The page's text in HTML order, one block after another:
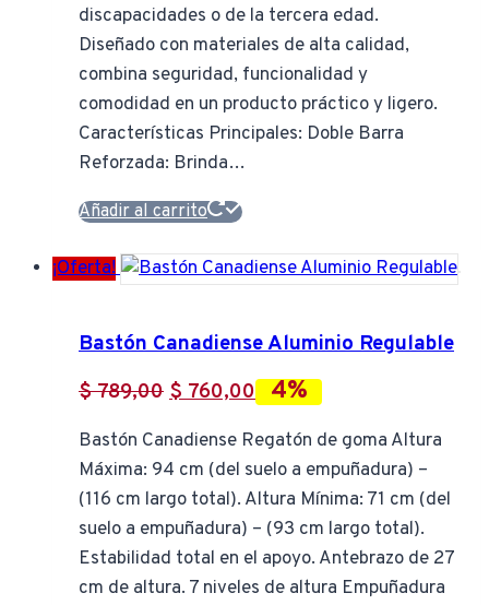
discapacidades o de la tercera edad.
Diseñado con materiales de alta calidad,
combina seguridad, funcionalidad y
comodidad en un producto práctico y ligero.
Características Principales: Doble Barra
Reforzada: Brinda…
Añadir al carrito
¡Oferta!
Bastón Canadiense Aluminio Regulable
$789,00 El
original
era:
$ 789,00.
$760,00 El
actual
es:
$ 760,00.
4%
Bastón Canadiense Regatón de goma Altura
Máxima: 94 cm (del suelo a empuñadura) –
(116 cm largo total). Altura Mínima: 71 cm (del
suelo a empuñadura) – (93 cm largo total).
Estabilidad total en el apoyo. Antebrazo de 27
cm de altura. 7 niveles de altura Empuñadura